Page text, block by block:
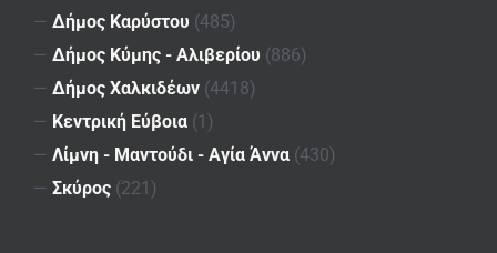
— Δήμος Καρύστου (485)
— Δήμος Κύμης - Αλιβερίου (886)
— Δήμος Χαλκιδέων (4418)
— Κεντρική Εύβοια (1)
— Λίμνη - Μαντούδι - Αγία Άννα (430)
— Σκύρος (221)